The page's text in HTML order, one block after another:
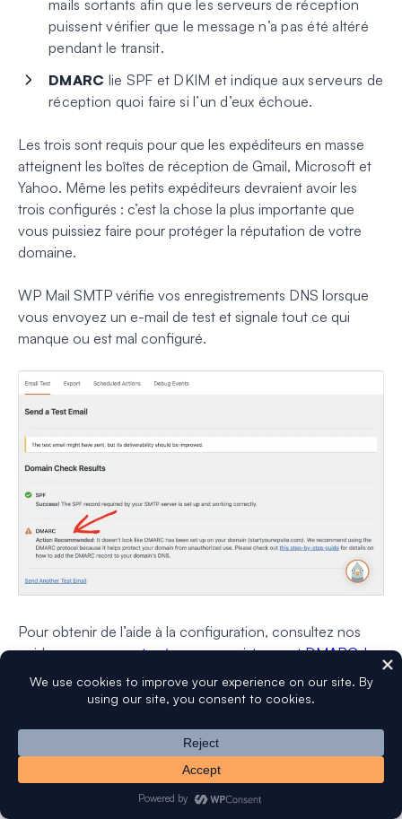
mails sortants afin que les serveurs de réception
puissent vérifier que le message n’a pas été altéré
pendant le transit.
DMARC lie SPF et DKIM et indique aux serveurs de
réception quoi faire si l’un d’eux échoue.
Les trois sont requis pour que les expéditeurs en masse
atteignent les boîtes de réception de Gmail, Microsoft et
Yahoo. Même les petits expéditeurs devraient avoir les
trois configurés : c’est la chose la plus importante que
vous puissiez faire pour protéger la réputation de votre
domaine.
WP Mail SMTP vérifie vos enregistrements DNS lorsque
vous envoyez un e-mail de test et signale tout ce qui
manque ou est mal configuré.
Pour obtenir de l’aide à la configuration, consultez nos
guides surcomment créer un enregistrement DMARC,la
correction de plusieurs enregistrements SPF
les bases
de DMARC, SPF et DKIM.
Questions fréquemment posées sur la
réputation du domaine
Voici les réponses à quelques questions courantes sur la